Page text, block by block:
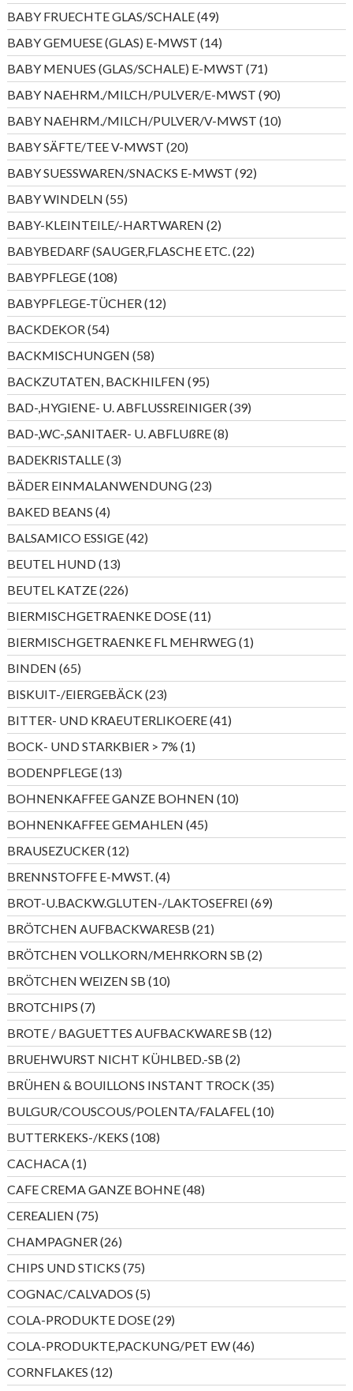
Produkte
BABY FRUECHTE GLAS/SCHALE 4949
Produkte
BABY GEMUESE (GLAS) E-MWST 1414
Produkte
BABY MENUES (GLAS/SCHALE) E-MWST 7171
Produkte
BABY NAEHRM./MILCH/PULVER/E-MWST 9090
Produkte
BABY NAEHRM./MILCH/PULVER/V-MWST 1010
Produkte
BABY SÄFTE/TEE V-MWST 2020
Produkte
BABY SUESSWAREN/SNACKS E-MWST 9292
Produkte
BABY WINDELN 5555
Produkte
BABY-KLEINTEILE/-HARTWAREN 22
Produkte
BABYBEDARF (SAUGER,FLASCHE ETC. 2222
Produkte
BABYPFLEGE 108108
Produkte
BABYPFLEGE-TÜCHER 1212
Produkte
BACKDEKOR 5454
Produkte
BACKMISCHUNGEN 5858
Produkte
BACKZUTATEN, BACKHILFEN 9595
Produkte
BAD-,HYGIENE- U. ABFLUSSREINIGER 3939
Produkte
BAD-,WC-,SANITAER- U. ABFLUßRE 88
Produkte
BADEKRISTALLE 33
Produkte
BÄDER EINMALANWENDUNG 2323
Produkte
BAKED BEANS 44
Produkte
BALSAMICO ESSIGE 4242
Produkte
BEUTEL HUND 1313
Produkte
BEUTEL KATZE 226226
Produkte
BIERMISCHGETRAENKE DOSE 1111
Produkte
BIERMISCHGETRAENKE FL MEHRWEG 11
Produkt
BINDEN 6565
Produkte
BISKUIT-/EIERGEBÄCK 2323
Produkte
BITTER- UND KRAEUTERLIKOERE 4141
Produkte
BOCK- UND STARKBIER > 7% 11
Produkt
BODENPFLEGE 1313
Produkte
BOHNENKAFFEE GANZE BOHNEN 1010
Produkte
BOHNENKAFFEE GEMAHLEN 4545
Produkte
BRAUSEZUCKER 1212
Produkte
BRENNSTOFFE E-MWST. 44
Produkte
BROT-U.BACKW.GLUTEN-/LAKTOSEFREI 6969
Produkte
BRÖTCHEN AUFBACKWARESB 2121
Produkte
BRÖTCHEN VOLLKORN/MEHRKORN SB 22
Produkte
BRÖTCHEN WEIZEN SB 1010
Produkte
BROTCHIPS 77
Produkte
BROTE / BAGUETTES AUFBACKWARE SB 1212
Produkte
BRUEHWURST NICHT KÜHLBED.-SB 22
Produkte
BRÜHEN & BOUILLONS INSTANT TROCK 3535
Produkte
BULGUR/COUSCOUS/POLENTA/FALAFEL 1010
Produkte
BUTTERKEKS-/KEKS 108108
Produkte
CACHACA 11
Produkt
CAFE CREMA GANZE BOHNE 4848
Produkte
CEREALIEN 7575
Produkte
CHAMPAGNER 2626
Produkte
CHIPS UND STICKS 7575
Produkte
COGNAC/CALVADOS 55
Produkte
COLA-PRODUKTE DOSE 2929
Produkte
COLA-PRODUKTE,PACKUNG/PET EW 4646
Produkte
CORNFLAKES 1212